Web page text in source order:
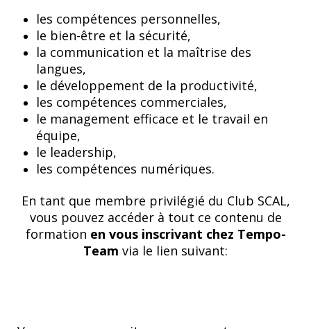
les compétences personnelles,
le bien-être et la sécurité,
la communication et la maîtrise des
langues,
le développement de la productivité,
les compétences commerciales,
le management efficace et le travail en
équipe,
le leadership,
les compétences numériques.
En tant que membre privilégié du Club SCAL,
vous pouvez accéder à tout ce contenu de
formation en vous inscrivant chez Tempo-
Team via le lien suivant: